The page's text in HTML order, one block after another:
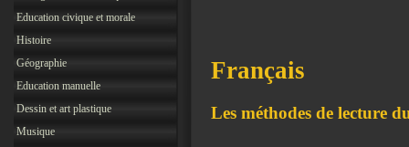
Français
Les méthodes de lecture
Education civique et morale
Histoire
Géographie
Education manuelle
Dessin et art plastique
Musique